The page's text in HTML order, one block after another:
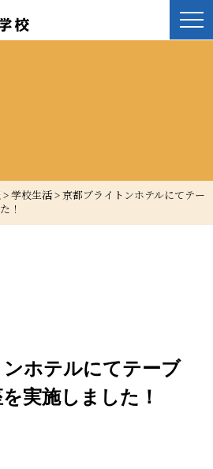
> 学校生活> 京都ブライトンホテルにてテー
！
ホテルにてテーブ
実施しました！